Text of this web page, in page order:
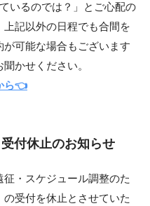
いるのでは？」とご心配の
記以外の日程でも合間を
可能な場合もございます
かせください。
ら👈
付休止のお知らせ
・スケジュール調整のた
受付を休止とさせていた